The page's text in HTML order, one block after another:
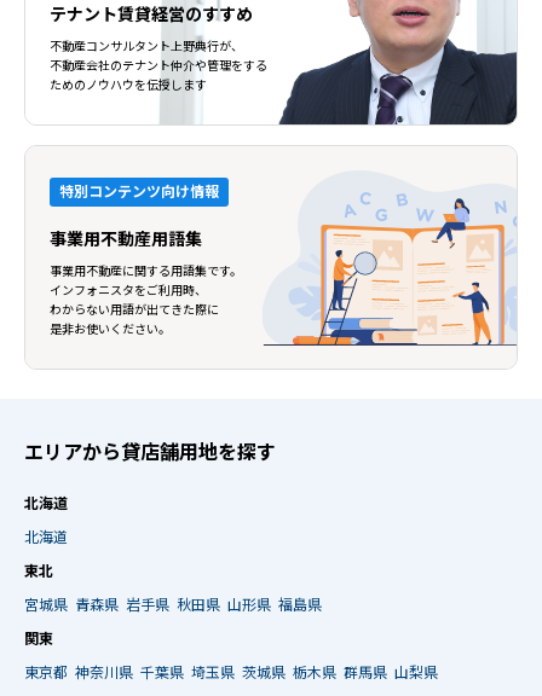
テナント賃貸経営のすすめ
不動産コンサルタント上野典行が、
不動産会社のテナント仲介や管理をする
ためのノウハウを伝授します
特別コンテンツ向け情報
事業用不動産用語集
事業用不動産に関する用語集です。
インフォニスタをご利用時、
わからない用語が出てきた際に
是非お使いください。
エリアから貸店舗用地を探す
北海道
北海道
東北
宮城県 青森県 岩手県 秋田県 山形県 福島県
関東
東京都 神奈川県 千葉県 埼玉県 茨城県 栃木県 群馬県 山梨県